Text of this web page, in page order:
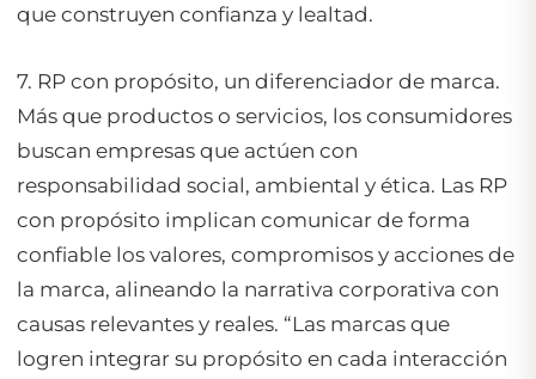
que construyen confianza y lealtad.
7. RP con propósito, un diferenciador de marca.
Más que productos o servicios, los consumidores
buscan empresas que actúen con
responsabilidad social, ambiental y ética. Las RP
con propósito implican comunicar de forma
confiable los valores, compromisos y acciones de
la marca, alineando la narrativa corporativa con
causas relevantes y reales. “Las marcas que
logren integrar su propósito en cada interacción